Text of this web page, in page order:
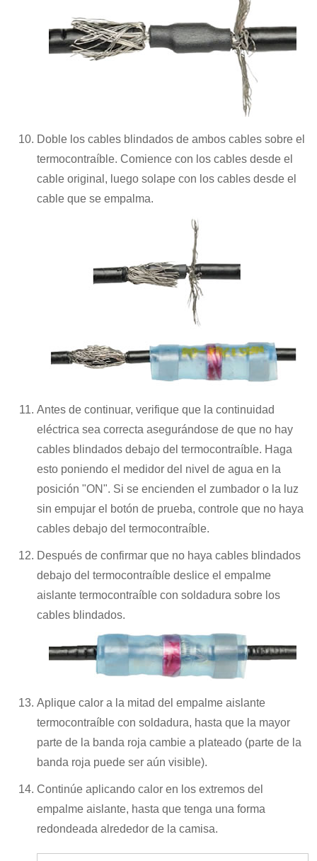
Doble los cables blindados de ambos cables sobre el
termocontraíble. Comience con los cables desde el
cable original, luego solape con los cables desde el
cable que se empalma.
Antes de continuar, verifique que la continuidad
eléctrica sea correcta asegurándose de que no hay
cables blindados debajo del termocontraíble. Haga
esto poniendo el medidor del nivel de agua en la
posición "ON". Si se encienden el zumbador o la luz
sin empujar el botón de prueba, controle que no haya
cables debajo del termocontraíble.
Después de confirmar que no haya cables blindados
debajo del termocontraíble deslice el empalme
aislante termocontraíble con soldadura sobre los
cables blindados.
Aplique calor a la mitad del empalme aislante
termocontraíble con soldadura, hasta que la mayor
parte de la banda roja cambie a plateado (parte de la
banda roja puede ser aún visible).
Continúe aplicando calor en los extremos del
empalme aislante, hasta que tenga una forma
redondeada alrededor de la camisa.